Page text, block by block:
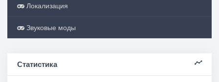
Локализация
Звуковые моды
Статистика